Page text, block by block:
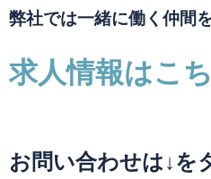
弊社では一緒に働く仲間
求人情報はこ
お問い合わせは↓を